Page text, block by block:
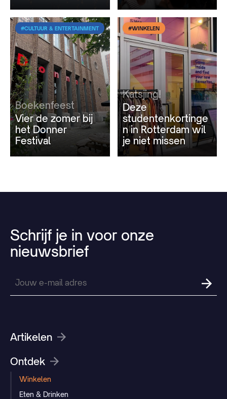
#CULTUUR & ENTERTAINMENT
Boekenfeest
Vier de zomer bij
het Donner
Festival
#WINKELEN
Katsjing!
Deze
studentenkortinge
n in Rotterdam wil
je niet missen
Schrijf je in voor onze
nieuwsbrief
Artikelen
Ontdek
Winkelen
Eten & Drinken